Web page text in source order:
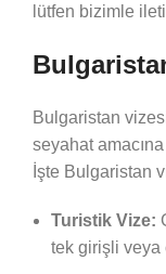
lütfen bizimle
Bulgaristan
seyahat
İşte Bulgaristan
Turistik Vize:
tek girişli veya